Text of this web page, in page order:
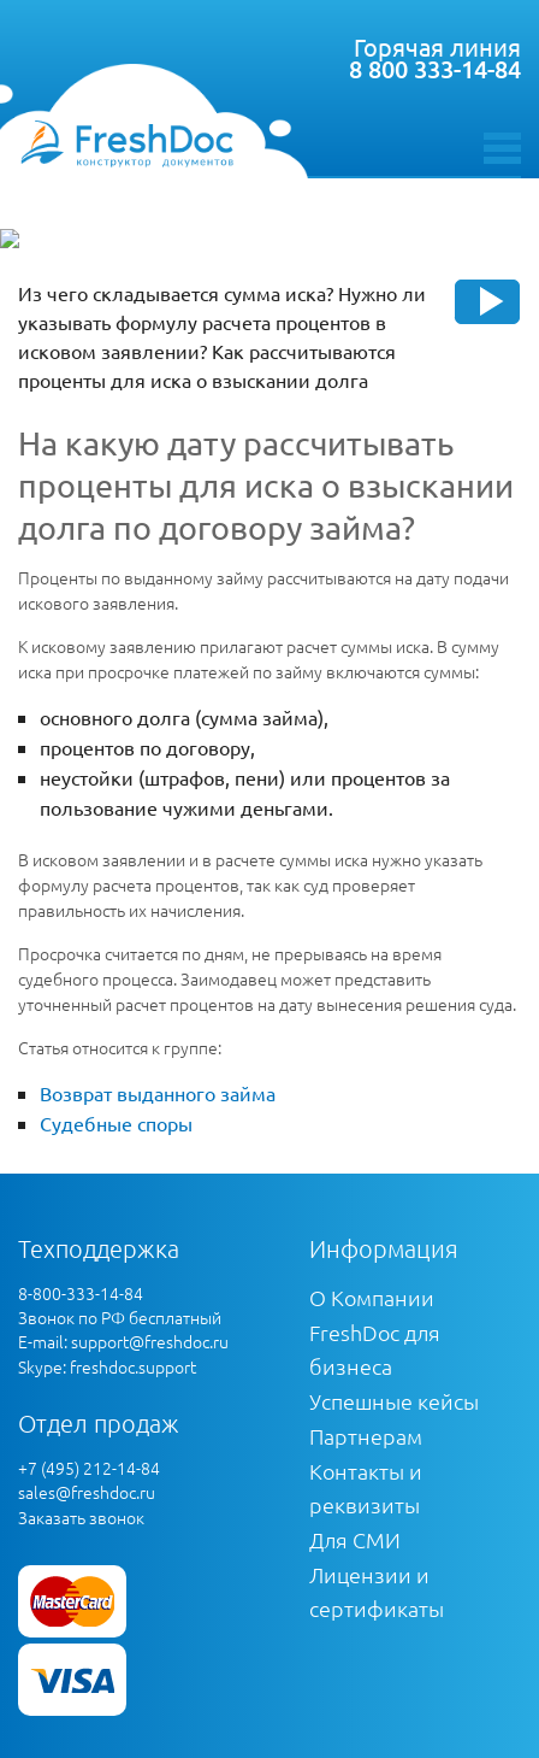
toggle
Горячая линия
8 800 333-14-84
Из чего складывается сумма иска? Нужно ли
указывать формулу расчета процентов в
исковом заявлении? Как рассчитываются
проценты для иска о взыскании долга
На какую дату рассчитывать
проценты для иска о взыскании
долга по договору займа?
Проценты по выданному займу рассчитываются на дату подачи
искового заявления.
К исковому заявлению прилагают расчет суммы иска. В сумму
иска при просрочке платежей по займу включаются суммы:
основного долга (сумма займа),
процентов по договору,
неустойки (штрафов, пени) или процентов за
пользование чужими деньгами.
В исковом заявлении и в расчете суммы иска нужно указать
формулу расчета процентов, так как суд проверяет
правильность их начисления.
Просрочка считается по дням, не прерываясь на время
судебного процесса. Заимодавец может представить
уточненный расчет процентов на дату вынесения решения суда.
Статья относится к группе:
Возврат выданного займа
Судебные споры
Техподдержка
8-800-333-14-84
Звонок по РФ бесплатный
E-mail:support@freshdoc.ru
Skype: freshdoc.support
Отдел продаж
+7 (495) 212-14-84
sales@freshdoc.ru
Заказать звонок
Информация
О Компании
FreshDoc для
бизнеса
Успешные кейсы
Партнерам
Контакты и
реквизиты
Для СМИ
Лицензии и
сертификаты